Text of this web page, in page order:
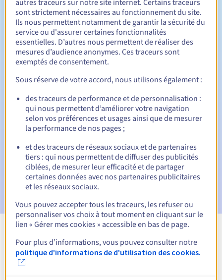
Durée de renouvellement Entre 1 et 10 ans
Période de rédemption
Notifications automatiques :
E-mails d'avertissement : 60, 30, 15, 7 et 3 jours avant la
date d'échéance
E-mail le jour de l'expirationpour notification de la
suspension du nom de domaine
E-mail après la période de grâce de rédemptionpour
notification de la suppression du nom de domaine
Voir toutes les extensions
autres traceurs sur notre site internet. Certains traceurs
sont strictement nécessaires au fonctionnement du site.
Ils nous permettent notamment de garantir la sécurité du
service ou d'assurer certaines fonctionnalités
essentielles. D’autres nous permettent de réaliser des
mesures d’audience anonymes. Ces traceurs sont
exemptés de consentement.
Sous réserve de votre accord, nous utilisons également :
des traceurs de performance et de personnalisation :
qui nous permettent d’améliorer votre navigation
selon vos préférences et usages ainsi que de mesurer
la performance de nos pages ;
et des traceurs de réseaux sociaux et de partenaires
tiers : qui nous permettent de diffuser des publicités
ciblées, de mesurer leur efficacité et de partager
certaines données avec nos partenaires publicitaires
et les réseaux sociaux.
Vous pouvez accepter tous les traceurs, les refuser ou
personnaliser vos choix à tout moment en cliquant sur le
lien « Gérer mes cookies » accessible en bas de page.
Pour plus d’informations, vous pouvez consulter notre
politique d'informations de d'utilisation des cookies.